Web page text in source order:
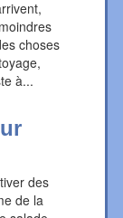
choses
à...
des
de la